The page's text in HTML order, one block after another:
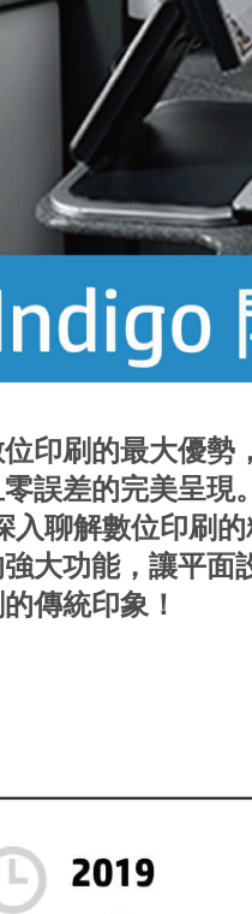
印刷的最大優勢
誤差的完美呈現
入聊解數位印刷
大功能，讓平
傳統印象！